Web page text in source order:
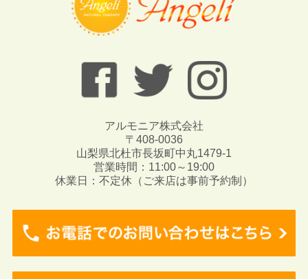
アルモニア株式会社
〒408-0036
山梨県北杜市長坂町中丸1479-1
営業時間：11:00～19:00
休業日：不定休（ご来店は事前予約制）